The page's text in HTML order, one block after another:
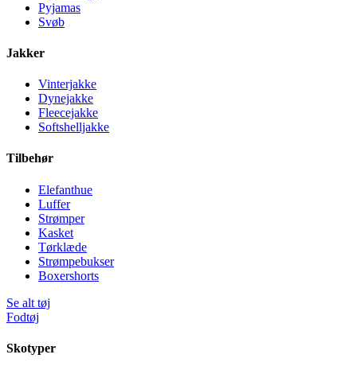
Pyjamas
Svøb
Jakker
Vinterjakke
Dynejakke
Fleecejakke
Softshelljakke
Tilbehør
Elefanthue
Luffer
Strømper
Kasket
Tørklæde
Strømpebukser
Boxershorts
Se alt tøj
Fodtøj
Skotyper